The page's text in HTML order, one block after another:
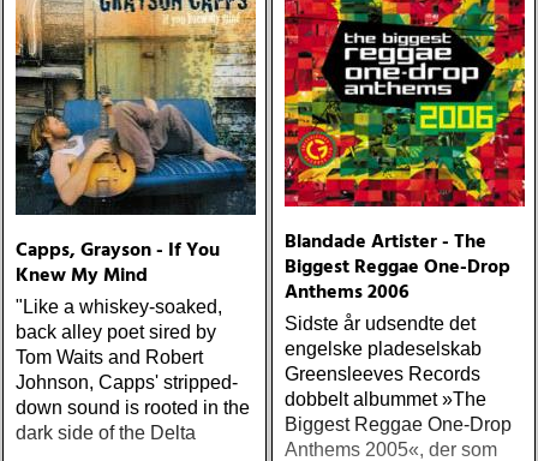
Capps, Grayson - If You
Knew My Mind
"Like a whiskey-soaked,
back alley poet sired by
Tom Waits and Robert
Johnson, Capps' stripped-
down sound is rooted in the
dark side of the Delta
Blandade Artister - The
Biggest Reggae One-Drop
Anthems 2006
Sidste år udsendte det
engelske pladeselskab
Greensleeves Records
dobbelt albummet »The
Biggest Reggae One-Drop
Anthems 2005«, der som